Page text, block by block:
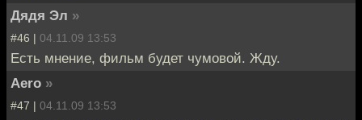
Дядя Эл »
#46 | 04.11.09 13:53
Есть мнение, фильм будет чумовой. Жду.
Aero »
#47 | 04.11.09 13:53